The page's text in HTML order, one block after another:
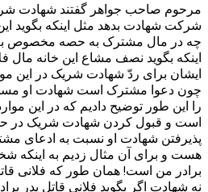
مرحوم صاحب جواهر گفتند شهادت
شرکت شهادت بدهد مثل اینکه بگوید
چه در مال مشترک به حصه مخصوص
اینکه بگوید نصف مشاع این خانه مال
ایشان برای ردّ شهادت شریک در این
چون دعوا مشترک است شهادت او
را این طور توضیح دادیم که در این
است و قبول کردن شهادت شریک در
پذیرفتن شهادت او نسبت به ادعای
هست و برای آن مثال زدیم به اینکه
برادر من است! همان طور که فلانی
نه شهادت اگر بگوید فلانی قاتل پدر